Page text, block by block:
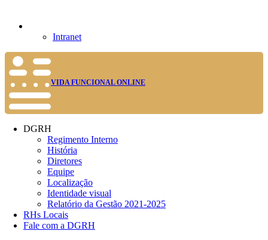
Intranet
VIDA FUNCIONAL ONLINE
DGRH
Regimento Interno
História
Diretores
Equipe
Localização
Identidade visual
Relatório da Gestão 2021-2025
RHs Locais
Fale com a DGRH